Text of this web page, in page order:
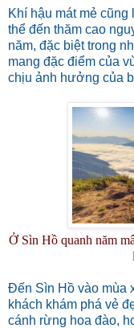
Khí hậu mát mẻ
thể đến thăm cao
năm, đặc biệt trong
mang đặc điểm của
chịu ảnh hưởng của
Ở Sìn Hồ quanh năm
Đến Sìn Hồ vào mùa
khách khám phá vẻ
cánh rừng hoa đào,